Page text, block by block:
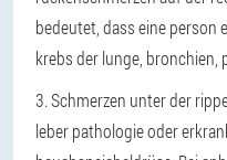
bedeutet, dass eine person
krebs der lunge, bronchien,
3. Schmerzen unter der
leber pathologie oder